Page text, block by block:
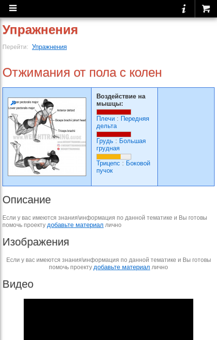
Упражнения
Перейти: Упражнения
Отжимания от пола с колен
Воздействие на
мышцы:
Плечи : Передняя
дельта
Грудь : Большая
грудная
Трицепс : Боковой
пучок
Описание
Если у вас имеются знания\информация по данной тематике и Вы готовы
помочь проекту добавьте материал лично
Изображения
Если у вас имеются знания\информация по данной тематике и Вы готовы
помочь проекту добавьте материал лично
Видео